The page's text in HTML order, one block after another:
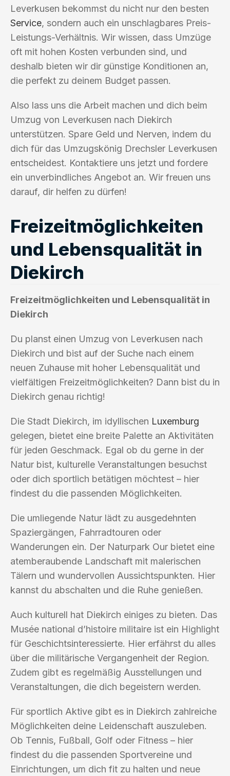
Leverkusen bekommst du nicht nur den besten
Service, sondern auch ein unschlagbares Preis-
Leistungs-Verhältnis. Wir wissen, dass Umzüge
oft mit hohen Kosten verbunden sind, und
deshalb bieten wir dir günstige Konditionen an,
die perfekt zu deinem Budget passen.
Also lass uns die Arbeit machen und dich beim
Umzug von Leverkusen nach Diekirch
unterstützen. Spare Geld und Nerven, indem du
dich für das Umzugskönig Drechsler Leverkusen
entscheidest. Kontaktiere uns jetzt und fordere
ein unverbindliches Angebot an. Wir freuen uns
darauf, dir helfen zu dürfen!
Freizeitmöglichkeiten
und Lebensqualität in
Diekirch
Freizeitmöglichkeiten und Lebensqualität in
Diekirch
Du planst einen Umzug von Leverkusen nach
Diekirch und bist auf der Suche nach einem
neuen Zuhause mit hoher Lebensqualität und
vielfältigen Freizeitmöglichkeiten? Dann bist du in
Diekirch genau richtig!
Die Stadt Diekirch, im idyllischen Luxemburg
gelegen, bietet eine breite Palette an Aktivitäten
für jeden Geschmack. Egal ob du gerne in der
Natur bist, kulturelle Veranstaltungen besuchst
oder dich sportlich betätigen möchtest – hier
findest du die passenden Möglichkeiten.
Die umliegende Natur lädt zu ausgedehnten
Spaziergängen, Fahrradtouren oder
Wanderungen ein. Der Naturpark Our bietet eine
atemberaubende Landschaft mit malerischen
Tälern und wundervollen Aussichtspunkten. Hier
kannst du abschalten und die Ruhe genießen.
Auch kulturell hat Diekirch einiges zu bieten. Das
Musée national d’histoire militaire ist ein Highlight
für Geschichtsinteressierte. Hier erfährst du alles
über die militärische Vergangenheit der Region.
Zudem gibt es regelmäßig Ausstellungen und
Veranstaltungen, die dich begeistern werden.
Für sportlich Aktive gibt es in Diekirch zahlreiche
Möglichkeiten deine Leidenschaft auszuleben.
Ob Tennis, Fußball, Golf oder Fitness – hier
findest du die passenden Sportvereine und
Einrichtungen, um dich fit zu halten und neue